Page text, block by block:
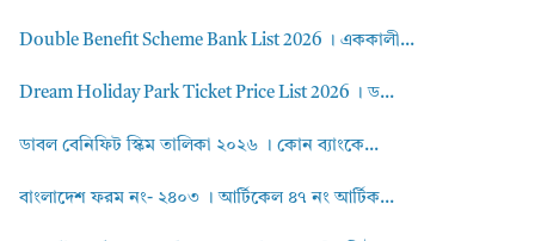
Double Benefit Scheme Bank List 2026 । এককালী...
Dream Holiday Park Ticket Price List 2026 । ড...
ডাবল বেনিফিট স্কিম তালিকা ২০২৬ । কোন ব্যাংকে...
বাংলাদেশ ফরম নং- ২৪০৩ । আর্টিকেল ৪৭ নং আর্টিক...